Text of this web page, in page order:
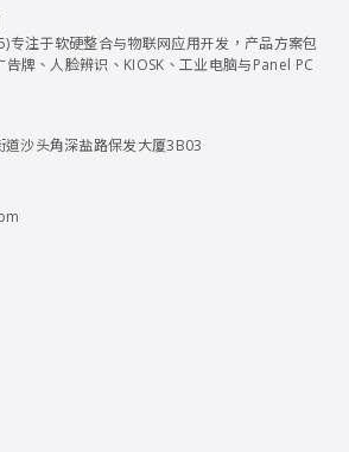
专注于软硬整合与物联网应用开发，产品方案包
牌、人脸辨识、KIOSK、工业电脑与Panel PC
沙头角深盐路保发大厦3B03